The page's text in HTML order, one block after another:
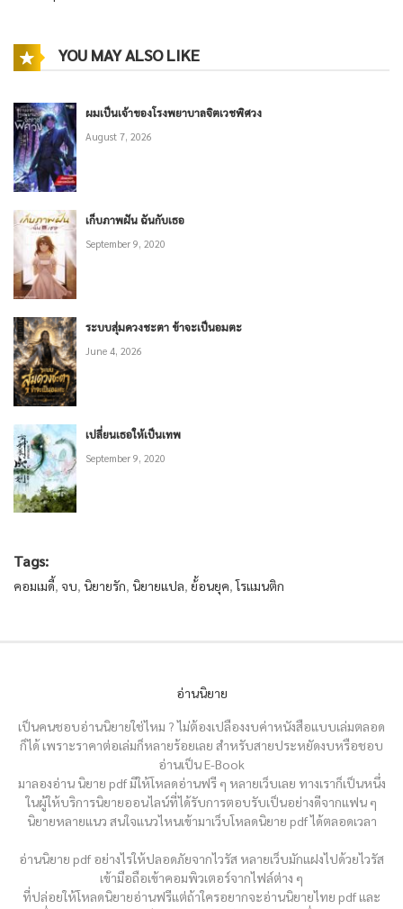
YOU MAY ALSO LIKE
ผมเป็นเจ้าของโรงพยาบาลจิตเวชพิศวง
August 7, 2026
เก็บภาพฝัน ฉันกับเธอ
September 9, 2020
ระบบสุ่มดวงชะตา ข้าจะเป็นอมตะ
June 4, 2026
เปลี่ยนเธอให้เป็นเทพ
September 9, 2020
Tags:
คอมเมดี้, จบ, นิยายรัก, นิยายแปล, ย้้อนยุค,โรแมนติก
อ่านนิยาย
เป็นคนชอบอ่านนิยายใช่ไหม ? ไม่ต้องเปลืองงบค่าหนังสือแบบเล่มตลอด
ก็ได้ เพราะราคาต่อเล่มก็หลายร้อยเลย สำหรับสายประหยัดงบหรือชอบ
อ่านเป็น E-Book
มาลองอ่าน นิยาย pdf มีให้โหลดอ่านฟรี ๆ หลายเว็บเลย ทางเราก็เป็นหนึ่ง
ในผู้ให้บริการนิยายออนไลน์ที่ได้รับการตอบรับเป็นอย่างดีจากแฟน ๆ
นิยายหลายแนว สนใจแนวไหนเข้ามาเว็บโหลดนิยาย pdf ได้ตลอดเวลา
อ่านนิยาย pdf อย่างไรให้ปลอดภัยจากไวรัส หลายเว็บมักแฝงไปด้วยไวรัส
เข้ามือถือเข้าคอมพิวเตอร์จากไฟล์ต่าง ๆ
ที่ปล่อยให้โหลดนิยายอ่านฟรีแต่ถ้าใครอยากจะอ่านนิยายไทย pdf และ